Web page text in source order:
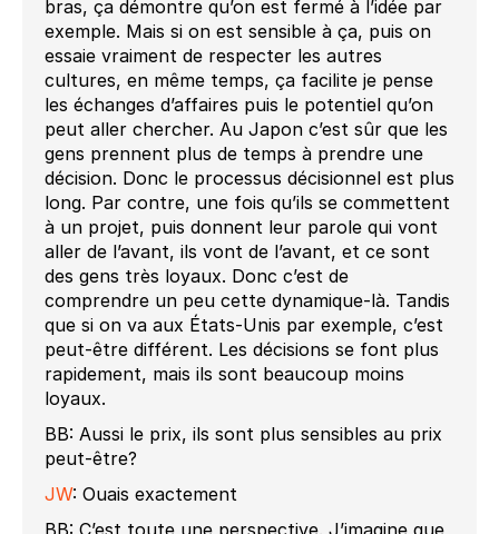
bras, ça démontre qu’on est fermé à l’idée par
exemple. Mais si on est sensible à ça, puis on
essaie vraiment de respecter les autres
cultures, en même temps, ça facilite je pense
les échanges d’affaires puis le potentiel qu’on
peut aller chercher. Au Japon c’est sûr que les
gens prennent plus de temps à prendre une
décision. Donc le processus décisionnel est plus
long. Par contre, une fois qu’ils se commettent
à un projet, puis donnent leur parole qui vont
aller de l’avant, ils vont de l’avant, et ce sont
des gens très loyaux. Donc c’est de
comprendre un peu cette dynamique-là. Tandis
que si on va aux États-Unis par exemple, c’est
peut-être différent. Les décisions se font plus
rapidement, mais ils sont beaucoup moins
loyaux.
BB: Aussi le prix, ils sont plus sensibles au prix
peut-être?
JW: Ouais exactement
BB: C’est toute une perspective. J’imagine que